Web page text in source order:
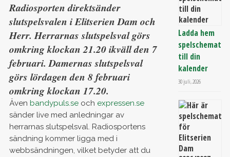
Radiosporten direktsänder
slutspelsvalen i Elitserien Dam och
Herr. Herrarnas slutspelsval görs
omkring klockan 21.20 ikväll den 7
februari. Damernas slutspelsval
görs lördagen den 8 februari
omkring klockan 17.20.
Även bandypuls.seoch expressen.se
sänder live med anledningar av
herrarnas slutspelsval. Radiosportens
sändning kommer ligga med i
webbsändningen, vilket betyder att du
Ladda hem
spelschemat
till din
kalender
30 juli, 2026